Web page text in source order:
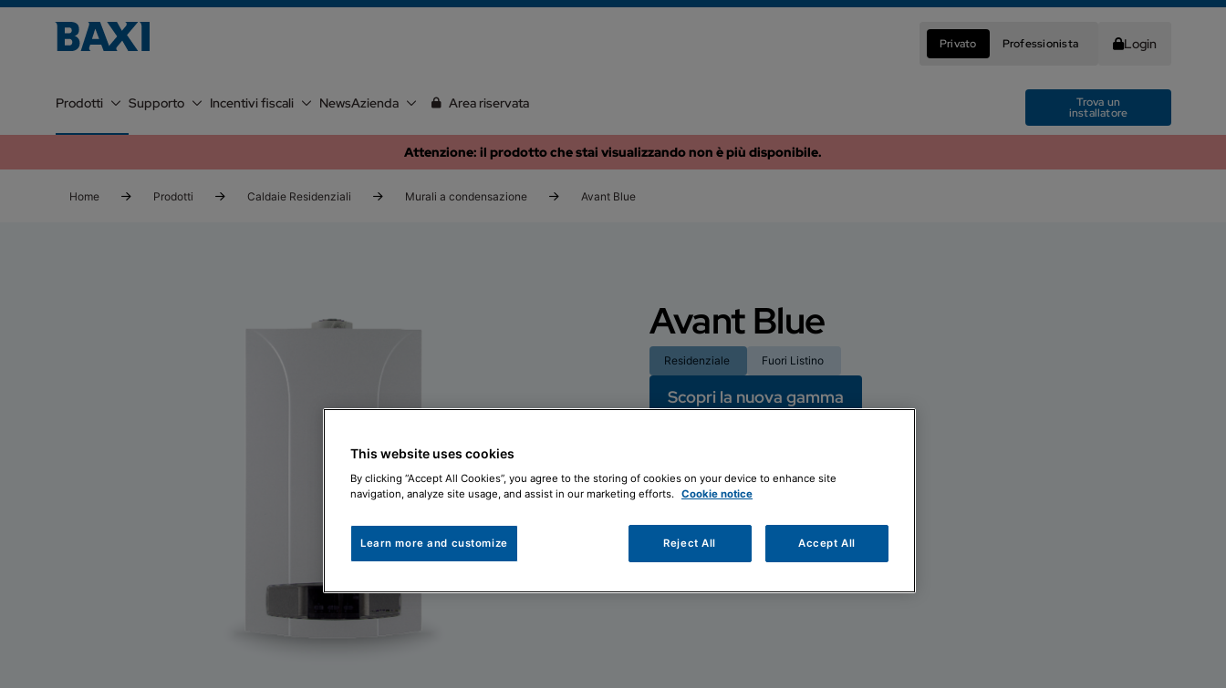
Privato Professionista Login
Prodotti Supporto Incentivi fiscali NewsAzienda Area riservata Trova un
installatore
Attenzione: il prodotto che stai visualizzando non è più disponibile.
Home Prodotti Caldaie Residenziali Murali a condensazione Avant Blue
Avant Blue
Residenziale Fuori Listino
Scopri la nuova gamma
This website uses cookies
By clicking “Accept All Cookies”, you agree to the storing of cookies on your device to enhance site
navigation, analyze site usage, and assist in our marketing efforts. Cookie notice
Learn more and customize Reject All Accept All